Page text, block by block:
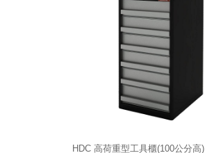
HDC 高荷重型工具櫃(100公分高)